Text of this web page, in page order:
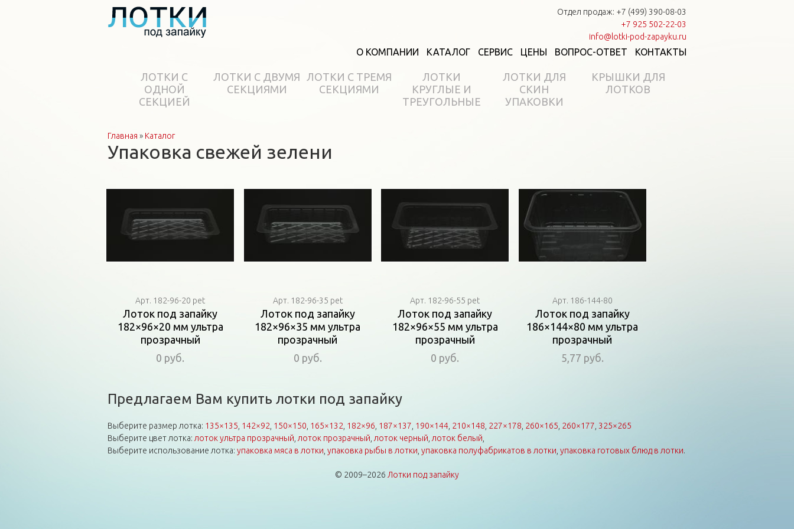
Отдел продаж: +7 (499) 390-08-03
+7 925 502-22-03
info@lotki-pod-zapayku.ru
О КОМПАНИИ КАТАЛОГ СЕРВИС ЦЕНЫ ВОПРОС-ОТВЕТ КОНТАКТЫ
ЛОТКИ С
ОДНОЙ
СЕКЦИЕЙ
ЛОТКИ С ДВУМЯ
СЕКЦИЯМИ
ЛОТКИ С ТРЕМЯ
СЕКЦИЯМИ
ЛОТКИ
КРУГЛЫЕ И
ТРЕУГОЛЬНЫЕ
ЛОТКИ ДЛЯ
СКИН
УПАКОВКИ
КРЫШКИ ДЛЯ
ЛОТКОВ
Вы здесь
Главная » Каталог
Упаковка свежей зелени
Арт. 182-96-20 pet
Лоток под запайку
182×96×20 мм ультра
прозрачный
0 руб.
Арт. 182-96-35 pet
Лоток под запайку
182×96×35 мм ультра
прозрачный
0 руб.
Арт. 182-96-55 pet
Лоток под запайку
182×96×55 мм ультра
прозрачный
0 руб.
Арт. 186-144-80
Лоток под запайку
186×144×80 мм ультра
прозрачный
5,77 руб.
Предлагаем Вам купить лотки под запайку
Выберите размер лотка: 135×135 142×92 150×150 165×132 182×96 187×137 190×144 210×148 227×178 260×165 260×177 325×265
Выберите цвет лотка: лоток ультра прозрачный лоток прозрачный лоток черный лоток белый
Выберите использование лотка: упаковка мяса в лотки упаковка рыбы в лотки упаковка полуфабрикатов в лотки упаковка готовых блюд в лотки.
© 2009–2026 Лотки под запайку